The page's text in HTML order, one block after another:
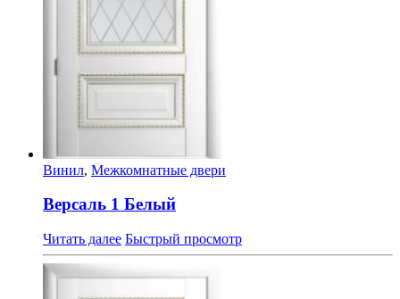
Винил, Межкомнатные двери
Версаль 1 Белый
Читать далее Быстрый просмотр